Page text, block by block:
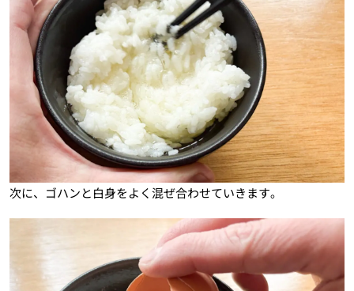
次に、ゴハンと白身をよく混ぜ合わせていきます。